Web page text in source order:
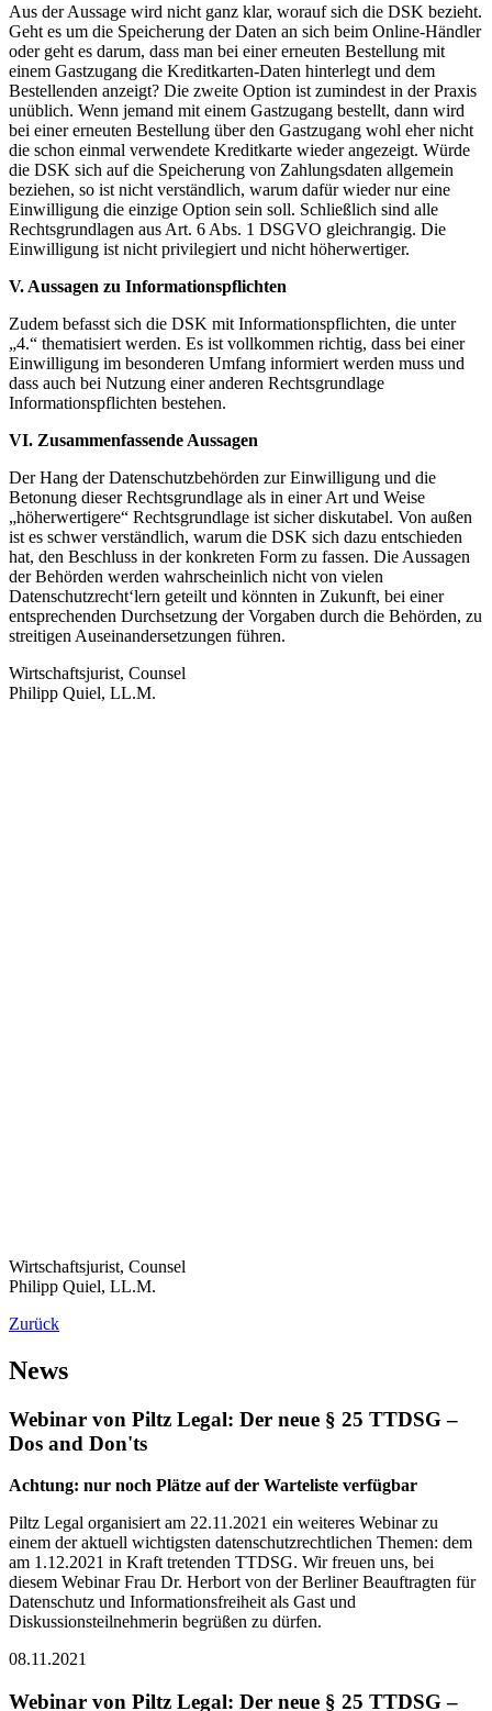
Aus der Aussage wird nicht ganz klar, worauf sich die DSK bezieht.
Geht es um die Speicherung der Daten an sich beim Online-Händler
oder geht es darum, dass man bei einer erneuten Bestellung mit
einem Gastzugang die Kreditkarten-Daten hinterlegt und dem
Bestellenden anzeigt? Die zweite Option ist zumindest in der Praxis
unüblich. Wenn jemand mit einem Gastzugang bestellt, dann wird
bei einer erneuten Bestellung über den Gastzugang wohl eher nicht
die schon einmal verwendete Kreditkarte wieder angezeigt. Würde
die DSK sich auf die Speicherung von Zahlungsdaten allgemein
beziehen, so ist nicht verständlich, warum dafür wieder nur eine
Einwilligung die einzige Option sein soll. Schließlich sind alle
Rechtsgrundlagen aus Art. 6 Abs. 1 DSGVO gleichrangig. Die
Einwilligung ist nicht privilegiert und nicht höherwertiger.
V. Aussagen zu Informationspflichten
Zudem befasst sich die DSK mit Informationspflichten, die unter
„4.“ thematisiert werden. Es ist vollkommen richtig, dass bei einer
Einwilligung im besonderen Umfang informiert werden muss und
dass auch bei Nutzung einer anderen Rechtsgrundlage
Informationspflichten bestehen.
VI. Zusammenfassende Aussagen
Der Hang der Datenschutzbehörden zur Einwilligung und die
Betonung dieser Rechtsgrundlage als in einer Art und Weise
„höherwertigere“ Rechtsgrundlage ist sicher diskutabel. Von außen
ist es schwer verständlich, warum die DSK sich dazu entschieden
hat, den Beschluss in der konkreten Form zu fassen. Die Aussagen
der Behörden werden wahrscheinlich nicht von vielen
Datenschutzrecht‘lern geteilt und könnten in Zukunft, bei einer
entsprechenden Durchsetzung der Vorgaben durch die Behörden, zu
streitigen Auseinandersetzungen führen.
Wirtschaftsjurist, Counsel
Philipp Quiel, LL.M.
Wirtschaftsjurist, Counsel
Philipp Quiel, LL.M.
Zurück
News
Webinar von Piltz Legal: Der neue § 25 TTDSG –
Dos and Don'ts
Achtung: nur noch Plätze auf der Warteliste verfügbar
Piltz Legal organisiert am 22.11.2021 ein weiteres Webinar zu
einem der aktuell wichtigsten datenschutzrechtlichen Themen: dem
am 1.12.2021 in Kraft tretenden TTDSG. Wir freuen uns, bei
diesem Webinar Frau Dr. Herbort von der Berliner Beauftragten für
Datenschutz und Informationsfreiheit als Gast und
Diskussionsteilnehmerin begrüßen zu dürfen.
08.11.2021
Webinar von Piltz Legal: Der neue § 25 TTDSG –